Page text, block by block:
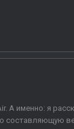
А именно: я
составляющую